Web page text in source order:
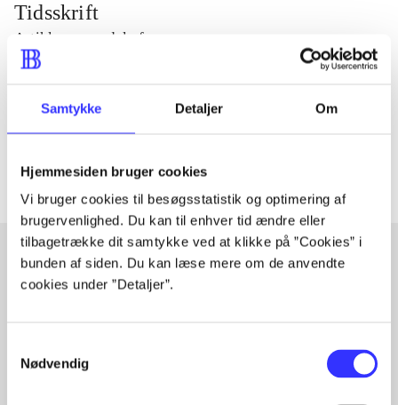
Samtykke Detaljer Om
Hjemmesiden bruger cookies
Vi bruger cookies til besøgsstatistik og optimering af
brugervenlighed. Du kan til enhver tid ændre eller
tilbagetrække dit samtykke ved at klikke på ”Cookies” i
bunden af siden. Du kan læse mere om de anvendte
cookies under ”Detaljer”.
Nødvendig
Tidsskrift
Artiklen er en del af
Tidsskrift
Artikler med samme emner